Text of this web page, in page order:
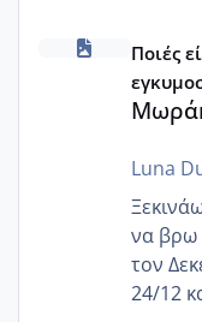
Μωράκια
Ποιές
Luna
να βρω
τον
24/12